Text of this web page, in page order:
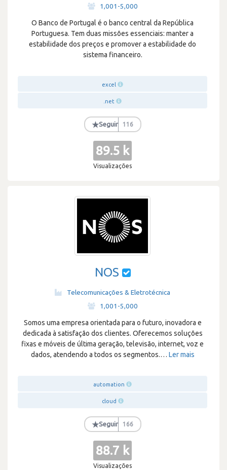
1,001-5,000
O Banco de Portugal é o banco central da República
Portuguesa. Tem duas missões essenciais: manter a
estabilidade dos preços e promover a estabilidade do
sistema financeiro.
excel
.net
★Seguir 116
89.5 k
Visualizações
NOS
Telecomunicações & Eletrotécnica
1,001-5,000
Somos uma empresa orientada para o futuro, inovadora e
dedicada à satisfação dos clientes. Oferecemos soluções
fixas e móveis de última geração, televisão, internet, voz e
dados, atendendo a todos os segmentos.… Ler mais
automation
cloud
★Seguir 166
88.7 k
Visualizações